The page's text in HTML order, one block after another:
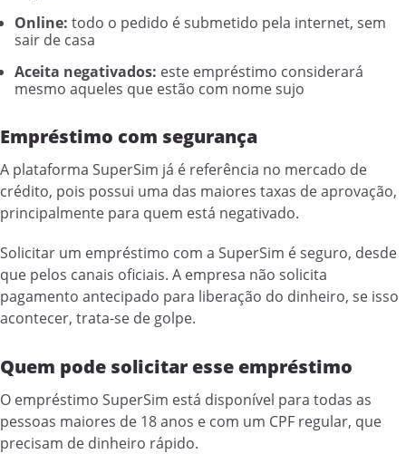
Online: todo o pedido é submetido pela internet, sem
sair de casa
Aceita negativados: este empréstimo considerará
mesmo aqueles que estão com nome sujo
Empréstimo com segurança
A plataforma SuperSim já é referência no mercado de
crédito, pois possui uma das maiores taxas de aprovação,
principalmente para quem está negativado.
Solicitar um empréstimo com a SuperSim é seguro, desde
que pelos canais oficiais. A empresa não solicita
pagamento antecipado para liberação do dinheiro, se isso
acontecer, trata-se de golpe.
Quem pode solicitar esse empréstimo
O empréstimo SuperSim está disponível para todas as
pessoas maiores de 18 anos e com um CPF regular, que
precisam de dinheiro rápido.